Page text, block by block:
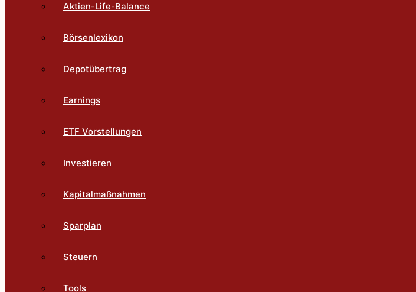
Aktien-Life-Balance
Börsenlexikon
Depotübertrag
Earnings
ETF Vorstellungen
Investieren
Kapitalmaßnahmen
Sparplan
Steuern
Tools